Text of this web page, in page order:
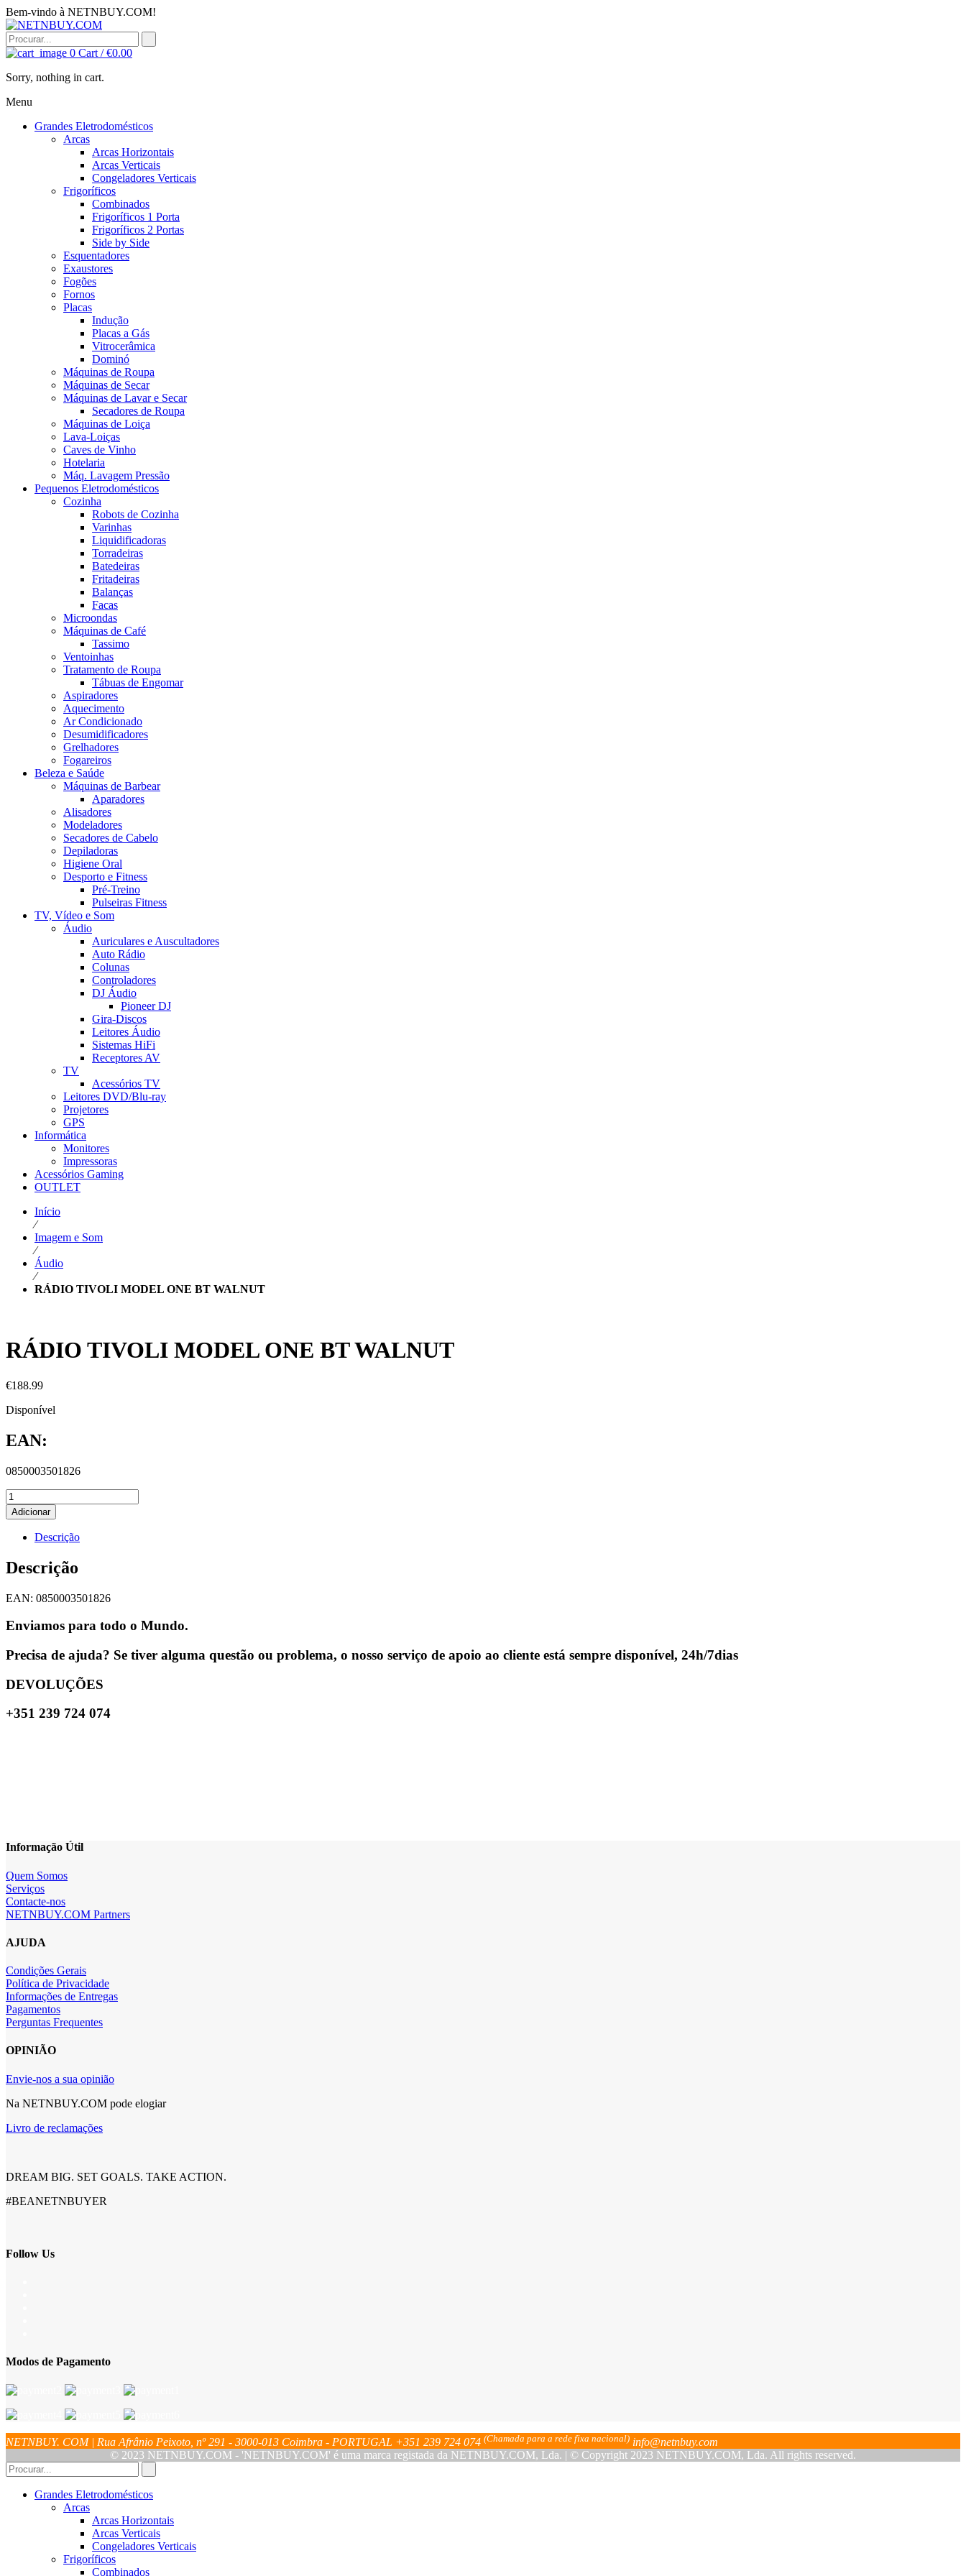
Bem-vindo à NETNBUY.COM!
0 Cart /€0.00
Sorry, nothing in cart.
Menu
Grandes Eletrodomésticos
Arcas
Arcas Horizontais
Arcas Verticais
Congeladores Verticais
Frigoríficos
Combinados
Frigoríficos 1 Porta
Frigoríficos 2 Portas
Side by Side
Esquentadores
Exaustores
Fogões
Fornos
Placas
Indução
Placas a Gás
Vitrocerâmica
Dominó
Máquinas de Roupa
Máquinas de Secar
Máquinas de Lavar e Secar
Secadores de Roupa
Máquinas de Loiça
Lava-Loiças
Caves de Vinho
Hotelaria
Máq. Lavagem Pressão
Pequenos Eletrodomésticos
Cozinha
Robots de Cozinha
Varinhas
Liquidificadoras
Torradeiras
Batedeiras
Fritadeiras
Balanças
Facas
Microondas
Máquinas de Café
Tassimo
Ventoinhas
Tratamento de Roupa
Tábuas de Engomar
Aspiradores
Aquecimento
Ar Condicionado
Desumidificadores
Grelhadores
Fogareiros
Beleza e Saúde
Máquinas de Barbear
Aparadores
Alisadores
Modeladores
Secadores de Cabelo
Depiladoras
Higiene Oral
Desporto e Fitness
Pré-Treino
Pulseiras Fitness
TV, Vídeo e Som
Áudio
Auriculares e Auscultadores
Auto Rádio
Colunas
Controladores
DJ Áudio
Pioneer DJ
Gira-Discos
Leitores Áudio
Sistemas HiFi
Receptores AV
TV
Acessórios TV
Leitores DVD/Blu-ray
Projetores
GPS
Informática
Monitores
Impressoras
Acessórios Gaming
OUTLET
Início
⁄
Imagem e Som
⁄
Áudio
⁄
RÁDIO TIVOLI MODEL ONE BT WALNUT
RÁDIO TIVOLI MODEL ONE BT WALNUT
€188.99
Disponível
EAN:
0850003501826
Adicionar
Descrição
Descrição
EAN: 0850003501826
Enviamos para todo o Mundo.
Precisa de ajuda? Se tiver alguma questão ou problema, o nosso serviço de apoio ao cliente está sempre disponível, 24h/7dias
DEVOLUÇÕES
+351 239 724 074
Informação Útil
Quem Somos
Serviços
Contacte-nos
NETNBUY.COM Partners
AJUDA
Condições Gerais
Política de Privacidade
Informações de Entregas
Pagamentos
Perguntas Frequentes
OPINIÃO
Envie-nos a sua opinião
Na NETNBUY.COM pode elogiar
Livro de reclamações
DREAM BIG. SET GOALS. TAKE ACTION.
#BEANETNBUYER
Follow Us
Modos de Pagamento
NETNBUY. COM | Rua Afrânio Peixoto, nº 291 - 3000-013 Coimbra - PORTUGAL +351 239 724 074 (Chamada para a rede fixa nacional) info@netnbuy.com
© 2023 NETNBUY.COM - 'NETNBUY.COM' é uma marca registada da NETNBUY.COM, Lda. | © Copyright 2023 NETNBUY.COM, Lda. All rights reserved.
Grandes Eletrodomésticos
Arcas
Arcas Horizontais
Arcas Verticais
Congeladores Verticais
Frigoríficos
Combinados